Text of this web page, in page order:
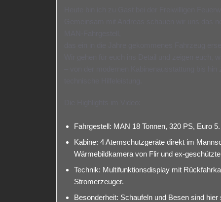
Fahrgestell: MAN 18 Tonnen, 320 PS, Euro 5.
Kabine: 4 Atemschutzgeräte direkt im
Wärmebildkamera von Flir und ex-
Technik: Multifunktionsdisplay mit
Stromerzeuger.
Besonderheit: Schaufeln und Besen sind